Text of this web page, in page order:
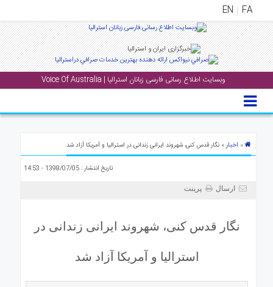
FA
EN
وبسایت اطلاع رسانی فارسی زبانان استرالیا | Voice Of Australia
منوی
اصلی
پادکست
» اخبار» نگار قدس کنی، شهروند ایرانی زندانی در استرالیا و آمریکا آزاد شد
تاریخ انتشار : 1398/07/05 - 14:53
ارسال پرینت
نگار قدس کنی، شهروند ایرانی زندانی در
استرالیا و آمریکا آزاد شد